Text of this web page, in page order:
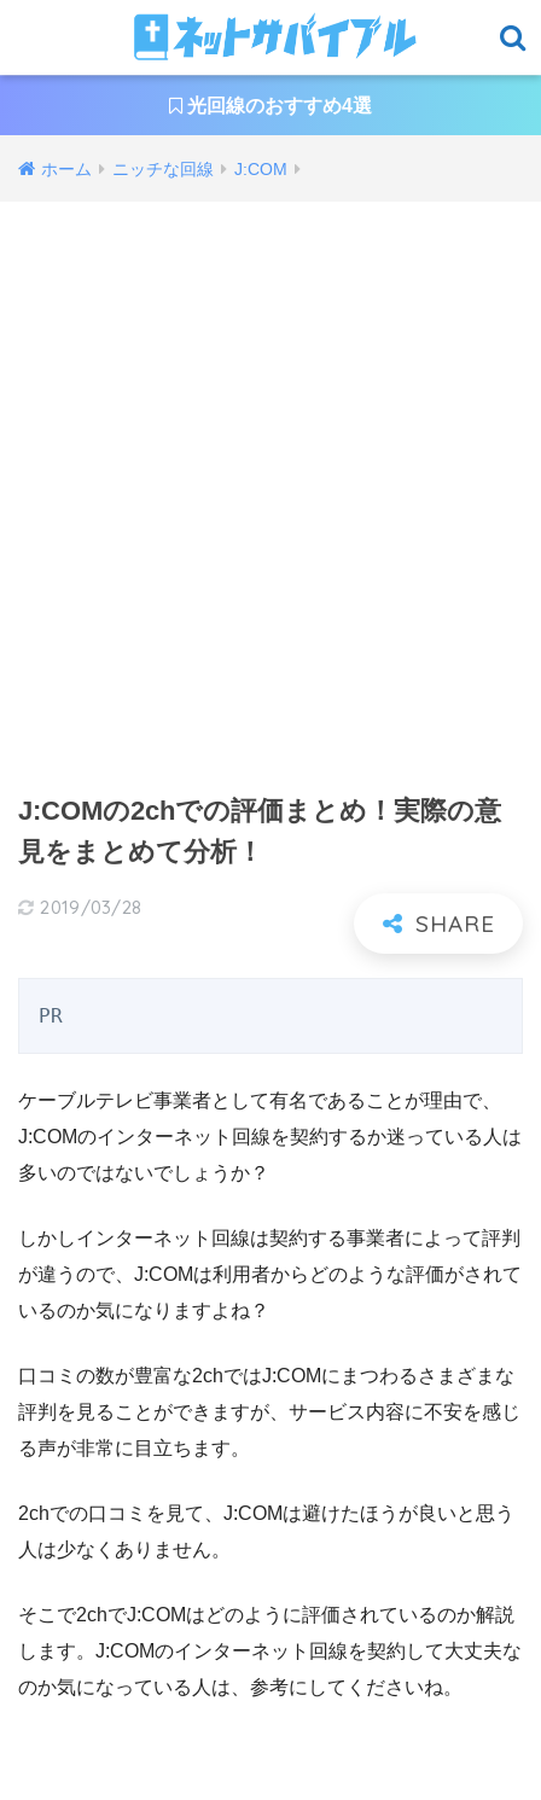
光回線のおすすめ4選
ホーム ニッチな回線 J:COM
J:COMの2chでの評価まとめ！実際の意
見をまとめて分析！
2019/03/28
PR
ケーブルテレビ事業者として有名であることが理由で、
J:COMのインターネット回線を契約するか迷っている人は
多いのではないでしょうか？
しかしインターネット回線は契約する事業者によって評判
が違うので、J:COMは利用者からどのような評価がされて
いるのか気になりますよね？
口コミの数が豊富な2chではJ:COMにまつわるさまざまな
評判を見ることができますが、サービス内容に不安を感じ
る声が非常に目立ちます。
2chでの口コミを見て、J:COMは避けたほうが良いと思う
人は少なくありません。
そこで2chでJ:COMはどのように評価されているのか解説
します。J:COMのインターネット回線を契約して大丈夫な
のか気になっている人は、参考にしてくださいね。